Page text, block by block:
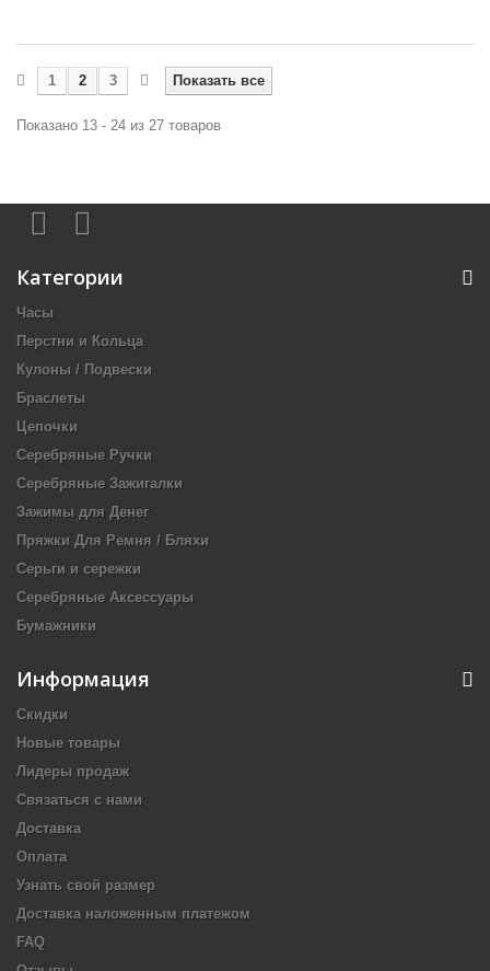
Показать все
1 2 3
Показано 13 - 24 из 27 товаров
Категории
Часы
Перстни и Кольца
Кулоны / Подвески
Браслеты
Цепочки
Серебряные Ручки
Серебряные Зажигалки
Зажимы для Денег
Пряжки Для Ремня / Бляхи
Серьги и сережки
Серебряные Аксессуары
Бумажники
Информация
Скидки
Новые товары
Лидеры продаж
Связаться с нами
Доставка
Оплата
Узнать свой размер
Доставка наложенным платежом
FAQ